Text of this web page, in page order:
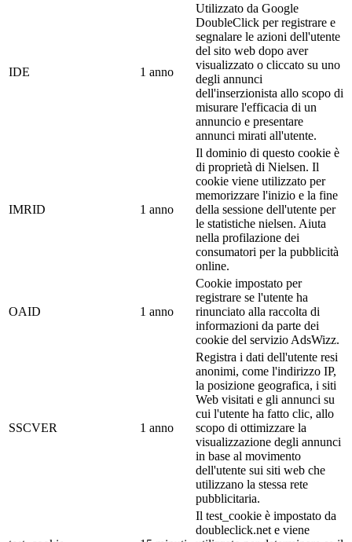
IDE 1 anno
Utilizzato da Google
DoubleClick per registrare e
segnalare le azioni dell'utente
del sito web dopo aver
visualizzato o cliccato su uno
degli annunci
dell'inserzionista allo scopo di
misurare l'efficacia di un
annuncio e presentare
annunci mirati all'utente.
IMRID 1 anno
Il dominio di questo cookie è
di proprietà di Nielsen. Il
cookie viene utilizzato per
memorizzare l'inizio e la fine
della sessione dell'utente per
le statistiche nielsen. Aiuta
nella profilazione dei
consumatori per la pubblicità
online.
OAID 1 anno
Cookie impostato per
registrare se l'utente ha
rinunciato alla raccolta di
informazioni da parte dei
cookie del servizio AdsWizz.
SSCVER 1 anno
Registra i dati dell'utente resi
anonimi, come l'indirizzo IP,
la posizione geografica, i siti
Web visitati e gli annunci su
cui l'utente ha fatto clic, allo
scopo di ottimizzare la
visualizzazione degli annunci
in base al movimento
dell'utente sui siti web che
utilizzano la stessa rete
pubblicitaria.
Il test_cookie è impostato da
doubleclick.net e viene